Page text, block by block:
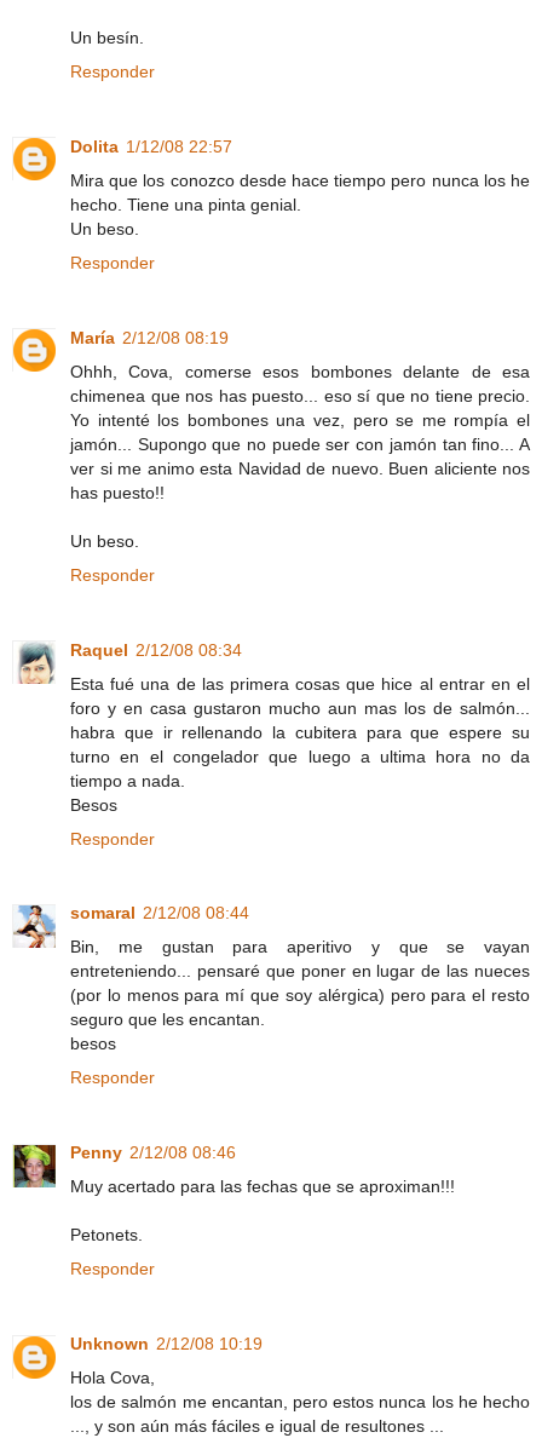
Un besín.
Responder
Dolita 1/12/08 22:57
Mira que los conozco desde hace tiempo pero nunca los he
hecho. Tiene una pinta genial.
Un beso.
Responder
María 2/12/08 08:19
Ohhh, Cova, comerse esos bombones delante de esa
chimenea que nos has puesto... eso sí que no tiene precio.
Yo intenté los bombones una vez, pero se me rompía el
jamón... Supongo que no puede ser con jamón tan fino... A
ver si me animo esta Navidad de nuevo. Buen aliciente nos
has puesto!!
Un beso.
Responder
Raquel 2/12/08 08:34
Esta fué una de las primera cosas que hice al entrar en el
foro y en casa gustaron mucho aun mas los de salmón...
habra que ir rellenando la cubitera para que espere su
turno en el congelador que luego a ultima hora no da
tiempo a nada.
Besos
Responder
somaral 2/12/08 08:44
Bin, me gustan para aperitivo y que se vayan
entreteniendo... pensaré que poner en lugar de las nueces
(por lo menos para mí que soy alérgica) pero para el resto
seguro que les encantan.
besos
Responder
Penny 2/12/08 08:46
Muy acertado para las fechas que se aproximan!!!
Petonets.
Responder
Unknown 2/12/08 10:19
Hola Cova,
los de salmón me encantan, pero estos nunca los he hecho
..., y son aún más fáciles e igual de resultones ...